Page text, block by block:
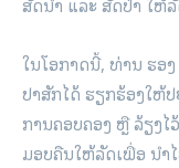
ໃນໂອກາດນີ້, ທ່ານ ຮອ
ປາສັກໄດ້ ຮຽກຮ້ອງໃຫ້
ການຄອບຄອງ ຫຼື ລ້ຽງ
ມອບຄືນໃຫ້ລັດເພື່ອ ນຳ